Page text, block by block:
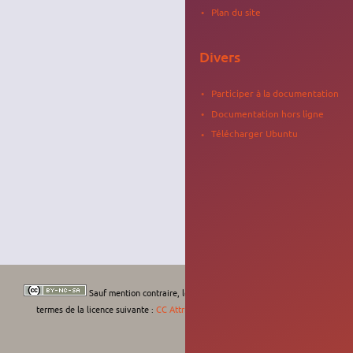
Sauf mention contraire, le contenu de ce wiki est placé sous les
termes de la licence suivante : CC Attribution-Noncommercial-Share Alike 4.0
Plan du site
Divers
Participer à la documentation
Documentation hors ligne
Télécharger Ubuntu